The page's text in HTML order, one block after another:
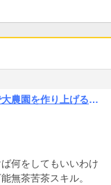
解雇された宮廷錬金術師は辺境で大農園を作り上げる～祖国を追い出されたけど、最強領地でスローライフを謳歌する～
何をしてもいいわけ
無茶苦茶スキル。